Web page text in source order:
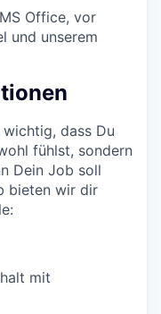
Office, vor
und unserem
dass Du
fühlst, sondern
Dein Job soll
bieten wir dir
mit